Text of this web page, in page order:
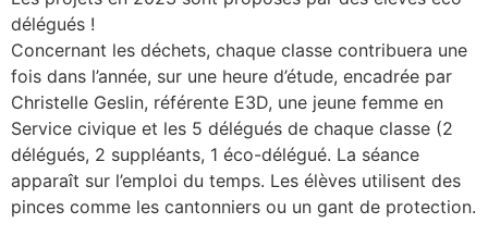
délégués !
Concernant les déchets, chaque classe contribuera une
fois dans l’année, sur une heure d’étude, encadrée par
Christelle Geslin, référente E3D, une jeune femme en
Service civique et les 5 délégués de chaque classe (2
délégués, 2 suppléants, 1 éco-délégué. La séance
apparaît sur l’emploi du temps. Les élèves utilisent des
pinces comme les cantonniers ou un gant de protection.